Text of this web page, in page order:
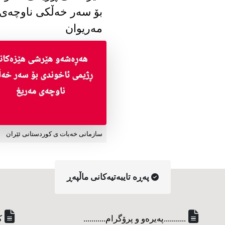
بۆ سەر خەڵکی
مەریوان
سازمانی خەبات ی کوردستانی ئێران
په‌ڕه‌ تایبه‌تیه‌کانی ماڵپه‌ڕ
...........په‌یره‌و و پرۆگرام...........